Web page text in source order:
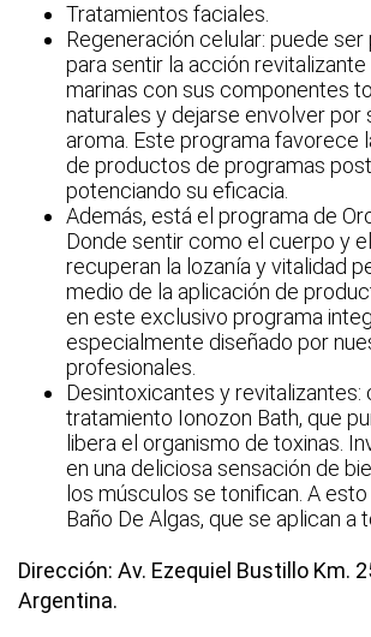
Tratamientos faciales.
Regeneración celular: puede ser
para sentir la acción
marinas con sus componentes
naturales y dejarse envolver por
aroma. Este programa favorece
de productos de programas
potenciando su eficacia.
Además, está el programa de
Donde sentir como el cuerpo y
recuperan la lozanía y vitalidad
medio de la aplicación de
en este exclusivo programa
especialmente diseñado por
profesionales.
Desintoxicantes y revitalizantes:
tratamiento Ionozon Bath, que
libera el organismo de toxinas.
en una deliciosa sensación de
los músculos se tonifican. A esto
Baño De Algas, que se aplican a
Dirección: Av. Ezequiel Bustillo Km.
Argentina.